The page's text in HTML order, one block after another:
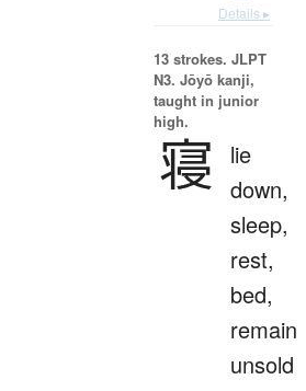
Details ▸
13 strokes. JLPT
N3. Jōyō kanji,
taught in junior
high.
寝
lie
down,
sleep,
rest,
bed,
remain
unsold